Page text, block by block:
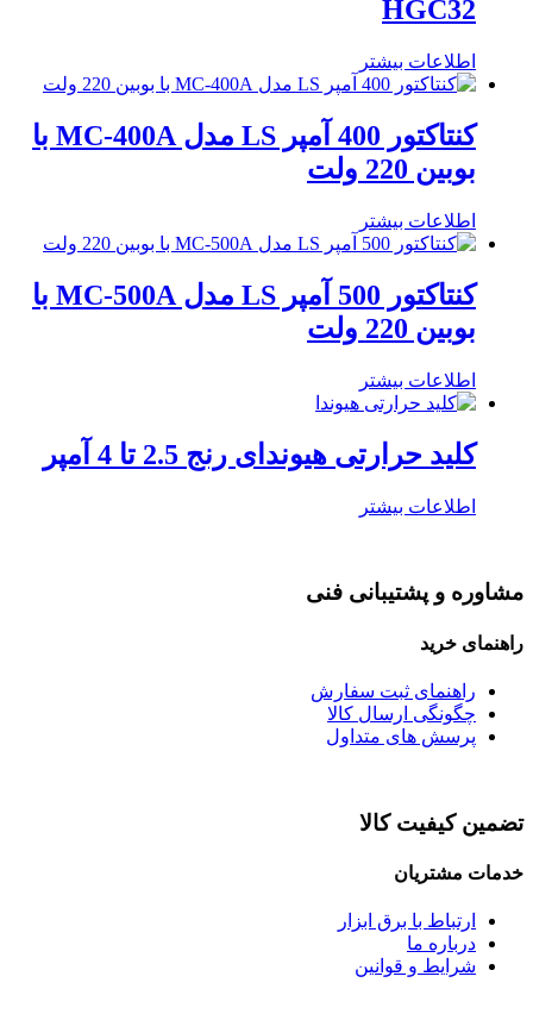
HGC32
اطلاعات بیشتر
کنتاکتور 400 آمپر LS مدل MC-400A با
بوبین 220 ولت
اطلاعات بیشتر
کنتاکتور 500 آمپر LS مدل MC-500A با
بوبین 220 ولت
اطلاعات بیشتر
کلید حرارتی هیوندای رنج 2.5 تا 4 آمپر
اطلاعات بیشتر
مشاوره و پشتیبانی فنی
راهنمای خرید
راهنمای ثبت سفارش
چگونگی ارسال کالا
پرسش های متداول
تضمین کیفیت کالا
خدمات مشتریان
ارتباط با برق ابزار
درباره ما
شرایط و قوانین